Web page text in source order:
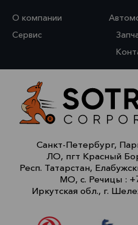
О компании
Сервис
Санкт-Петербург,
ЛО, пгт Красный
Респ. Татарстан,
МО, с. Речицы :
Иркутская обл., г.